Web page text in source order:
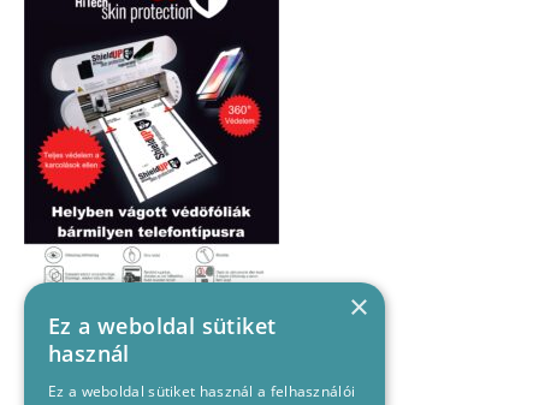
×
Ez a weboldal sütiket
használ
Ez a weboldal sütiket használ a felhasználói